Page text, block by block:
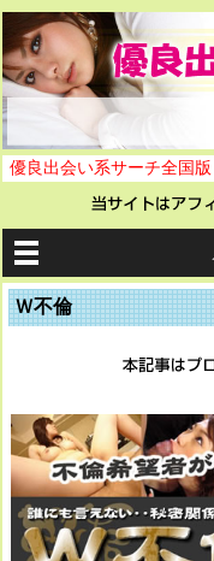
優良出会い系サーチ全国版
Ｗ不倫